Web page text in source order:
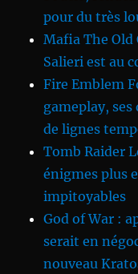
pour du très
Mafia The
Salieri est au
Fire Emblem
gameplay,
de lignes
Tomb Raider
énigmes plus
impitoyables
God of War :
serait en
nouveau